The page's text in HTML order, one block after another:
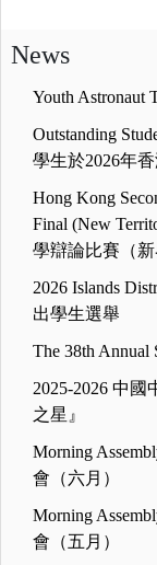
News
Youth Astronaut
Outstanding
學生於2026年
Hong Kong
Final (New
學辯論比賽（
2026 Islands
出學生選舉
The 38th Annual
2025-2026 中
之星』
Morning
會（六月）
Morning
會（五月）